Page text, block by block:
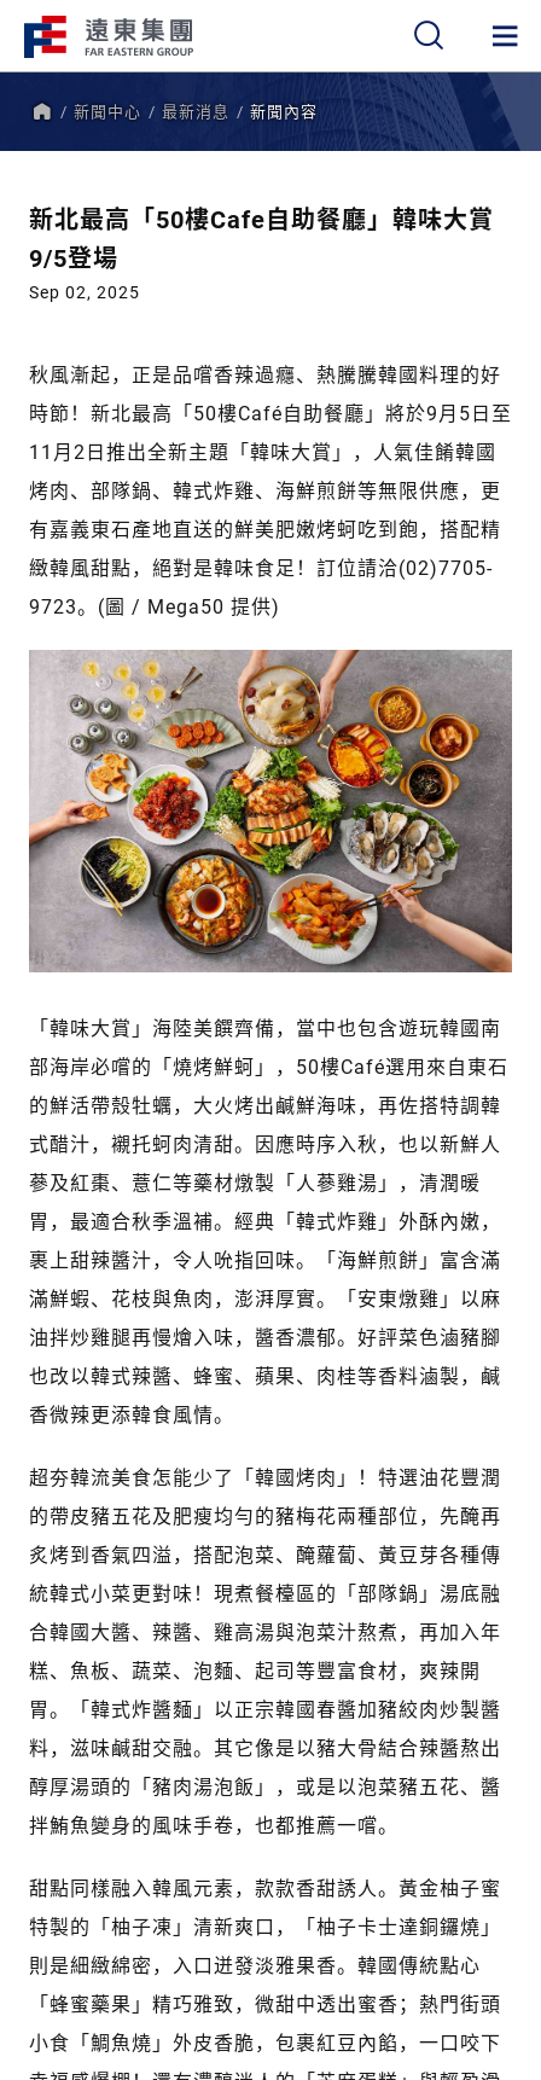
新聞中心 最新消息 新聞內容
新北最高「50樓Cafe自助餐廳」韓味大賞
9/5登場
Sep 02, 2025
秋風漸起，正是品嚐香辣過癮、熱騰騰韓國料理的好
時節！新北最高「50樓Café自助餐廳」將於9月5日至
11月2日推出全新主題「韓味大賞」，人氣佳餚韓國
烤肉、部隊鍋、韓式炸雞、海鮮煎餅等無限供應，更
有嘉義東石產地直送的鮮美肥嫩烤蚵吃到飽，搭配精
緻韓風甜點，絕對是韓味食足！訂位請洽(02)7705-
9723。(圖 / Mega50 提供)
「韓味大賞」海陸美饌齊備，當中也包含遊玩韓國南
部海岸必嚐的「燒烤鮮蚵」，50樓Café選用來自東石
的鮮活帶殼牡蠣，大火烤出鹹鮮海味，再佐搭特調韓
式醋汁，襯托蚵肉清甜。因應時序入秋，也以新鮮人
蔘及紅棗、薏仁等藥材燉製「人蔘雞湯」，清潤暖
胃，最適合秋季溫補。經典「韓式炸雞」外酥內嫩，
裹上甜辣醬汁，令人吮指回味。「海鮮煎餅」富含滿
滿鮮蝦、花枝與魚肉，澎湃厚實。「安東燉雞」以麻
油拌炒雞腿再慢燴入味，醬香濃郁。好評菜色滷豬腳
也改以韓式辣醬、蜂蜜、蘋果、肉桂等香料滷製，鹹
香微辣更添韓食風情。
超夯韓流美食怎能少了「韓國烤肉」！特選油花豐潤
的帶皮豬五花及肥瘦均勻的豬梅花兩種部位，先醃再
炙烤到香氣四溢，搭配泡菜、醃蘿蔔、黃豆芽各種傳
統韓式小菜更對味！現煮餐檯區的「部隊鍋」湯底融
合韓國大醬、辣醬、雞高湯與泡菜汁熬煮，再加入年
糕、魚板、蔬菜、泡麵、起司等豐富食材，爽辣開
胃。「韓式炸醬麵」以正宗韓國春醬加豬絞肉炒製醬
料，滋味鹹甜交融。其它像是以豬大骨結合辣醬熬出
醇厚湯頭的「豬肉湯泡飯」，或是以泡菜豬五花、醬
拌鮪魚變身的風味手卷，也都推薦一嚐。
甜點同樣融入韓風元素，款款香甜誘人。黃金柚子蜜
特製的「柚子凍」清新爽口，「柚子卡士達銅鑼燒」
則是細緻綿密，入口迸發淡雅果香。韓國傳統點心
「蜂蜜藥果」精巧雅致，微甜中透出蜜香；熱門街頭
小食「鯛魚燒」外皮香脆，包裹紅豆內餡，一口咬下